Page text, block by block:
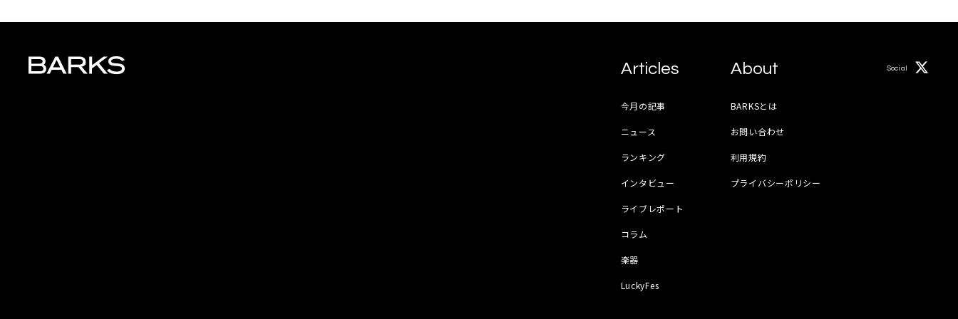
Articles
今月の記事
ニュース
ランキング
インタビュー
ライブレポート
コラム
楽器
LuckyFes
About
BARKSとは
お問い合わせ
利用規約
プライバシーポリシー
Social